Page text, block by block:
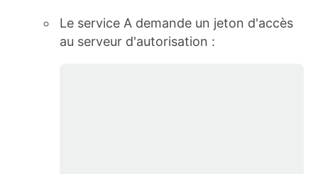
Le service A demande un jeton d'accès
au serveur d'autorisation :